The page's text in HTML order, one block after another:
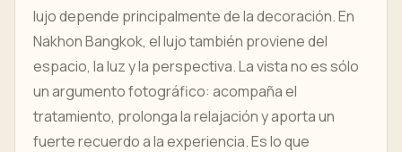
lujo depende principalmente de la decoración. En
Nakhon Bangkok, el lujo también proviene del
espacio, la luz y la perspectiva. La vista no es sólo
un argumento fotográfico: acompaña el
tratamiento, prolonga la relajación y aporta un
fuerte recuerdo a la experiencia. Es lo que